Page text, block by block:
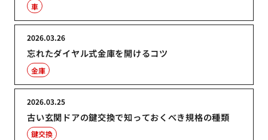
車
忘れたダイヤル式金庫を開けるコツ
2026.03.26
金庫
古い玄関ドアの鍵交換で知っておくべき規格の種類
2026.03.25
鍵交換